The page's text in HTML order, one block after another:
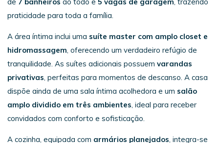
praticidade para toda a família.
A área íntima inclui uma suíte master com amplo closet e
hidromassagem, oferecendo um verdadeiro refúgio de
tranquilidade. As suítes adicionais possuem varandas
privativas, perfeitas para momentos de descanso. A casa
dispõe ainda de uma sala íntima acolhedora e um salão
amplo dividido em três ambientes, ideal para receber
convidados com conforto e sofisticação.
A cozinha, equipada com armários planejados, integra-se